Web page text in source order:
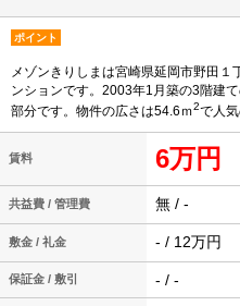
ポイント
メゾンきりしまは宮崎県延岡市野田
ンションです。2003年1月築の3階建
部分です。物件の広さは54.6ｍ2で人気
賃料 6万円
共益費 / 管理費 無 / -
敷金 / 礼金 - / 12万円
保証金 / 敷引 - / -